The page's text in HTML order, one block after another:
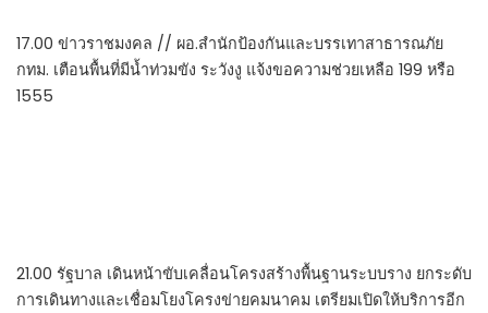
17.00 ข่าวราชมงคล // ผอ.สำนักป้องกันและบรรเทาสาธารณภัย
กทม. เตือนพื้นที่มีน้ำท่วมขัง ระวังงู แจ้งขอความช่วยเหลือ 199 หรือ
1555
21.00 รัฐบาล เดินหน้าขับเคลื่อนโครงสร้างพื้นฐานระบบราง ยกระดับ
การเดินทางและเชื่อมโยงโครงข่ายคมนาคม เตรียมเปิดให้บริการอีก